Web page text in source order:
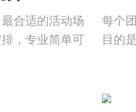
合适的活动场
，专业简单可
每个
目的